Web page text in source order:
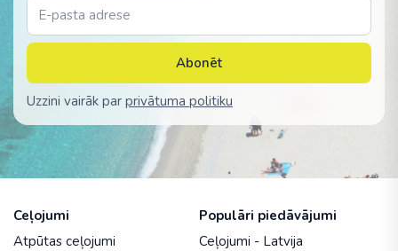
Abonēt
Uzzini vairāk par privātuma politiku
Ceļojumi
Atpūtas ceļojumi
Populāri piedāvājumi
Ceļojumi - Latvija